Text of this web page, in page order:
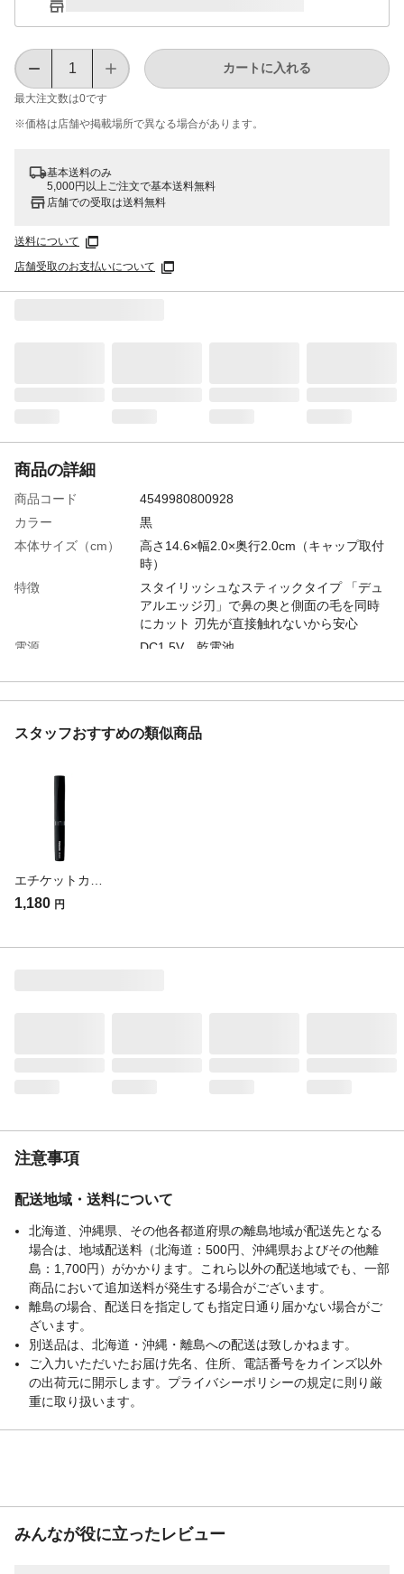
最大注文数は0です
カートに入れる
※価格は​店舗や​掲載場所で​異なる​場合が​あります。
基本送料のみ
5,000円以上ご注文で基本送料無料
店舗での受取は送料無料
送料について
店舗受取のお支払いについて
商品の詳細
商品コード
4549980800928
カラー
黒
本体サイズ（cm）
高さ14.6×幅2.0×奥行2.0cm（キャップ取付
時）
特徴
スタイリッシュなスティックタイプ 「デュ
アルエッジ刃」で鼻の奥と側面の毛を同時
にカット 刃先が直接触れないから安心
電源
DC1.5V 乾電池
効率的にカット※1。 ・マユ・ヒゲの形づ
くりや、耳にも使える。
生産国
重量
スタッフおすすめの類似商品
1,180 円
注意事項
配送地域・送料について
北海道、沖縄県、その他各都道府県の離島地域が配送先となる
場合は、地域配送料（北海道：500円、沖縄県およびその他離
島：1,700円）がかかります。これら以外の配送地域でも、一部
商品において追加送料が発生する場合がございます。
離島の場合、配送日を指定しても指定日通り届かない場合がご
ざいます。
別送品は、北海道・沖縄・離島への配送は致しかねます。
ご入力いただいたお届け先名、住所、電話番号をカインズ以外
の出荷元に開示します。プライバシーポリシーの規定に則り厳
重に取り扱います。
みんなが役に立ったレビュー